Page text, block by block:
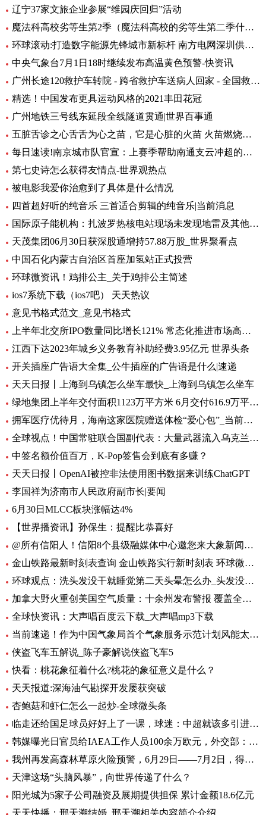
辽宁37家文旅企业参展“维园庆回归”活动
魔法科高校劣等生第2季（魔法科高校的劣等生第二季什么时候出）_环球热头条
环球滚动:打造数字能源先锋城市新标杆 南方电网深圳供电局主题展厅亮相数能展
中央气象台7月1日18时继续发布高温黄色预警-快资讯
广州长途120救护车转院 - 跨省救护车送病人回家 - 全国救护团队_快资讯
精选！中国发布更具运动风格的2021丰田花冠
广州地铁三号线东延段全线隧道贯通|世界百事通
五脏舌诊之心舌舌为心之苗，它是心脏的火苗 火苗燃烧的时候，你会发
每日速读!南京城市队官宣：上赛季帮助南通支云冲超的特拉奥雷加盟
第七史诗怎么获得友情点-世界观热点
被电影我爱你治愈到了具体是什么情况
四首超好听的纯音乐 三首适合剪辑的纯音乐|当前消息
国际原子能机构：扎波罗热核电站现场未发现地雷及其他爆炸物
天茂集团06月30日获深股通增持57.88万股_世界聚看点
中国石化内蒙古自治区首座加氢站正式投营
环球微资讯！鸡排公主_关于鸡排公主简述
ios7系统下载（ios7吧） 天天热议
意见书格式范文_意见书格式
上半年北交所IPO数量同比增长121% 常态化推进市场高质量扩容 要闻
江西下达2023年城乡义务教育补助经费3.95亿元 世界头条
开关插座广告语大全集_公牛插座的广告语是什么|速递
天天日报丨上海到乌镇怎么坐车最快_上海到乌镇怎么坐车
绿地集团上半年交付面积1123万平方米 6月交付616.9万平方米-环球观热点
拥军医疗优待月，海南这家医院赠送体检“爱心包”_当前头条
全球视点！中国常驻联合国副代表：大量武器流入乌克兰 外溢影响和扩散风险与日俱增
中签名额价值百万，K-Pop签售会到底有多赚？
天天日报丨OpenAI被控非法使用图书数据来训练ChatGPT
李国祥为济南市人民政府副市长|要闻
6月30日MLCC板块涨幅达4%
【世界播资讯】孙保生：提醒比恭喜好
@所有信阳人！信阳8个县级融媒体中心邀您来大象新闻，一起争做“山水茶都，红色信阳”推荐官
金山铁路最新时刻表查询 金山铁路实行新时刻表 环球微头条
环球观点：洗头发没干就睡觉第二天头晕怎么办_头发没吹干睡觉头疼怎么办
加拿大野火重创美国空气质量：十余州发布警报 覆盖全美1/3人口-焦点热闻
全球快资讯：大声唱百度云下载_大声唱mp3下载
当前速递！作为中国气象局首个气象服务示范计划风能太阳能发电精细化气象服务示范计划7月1日启动
侠盗飞车五解说_陈子豪解说侠盗飞车5
快看：桃花象征着什么?桃花的象征意义是什么？
天天报道:深海油气勘探开发屡获突破
杏鲍菇和虾仁怎么一起炒-全球微头条
临走还给国足球员好好上了一课，球迷：中超就该多引进这样的外援
韩媒曝光日官员给IAEA工作人员100余万欧元，外交部：日政府有责任作出解释 环球热文
我州再发高森林草原火险预警，6月29日——7月2日，得荣县为黄色预警区域
天津这场“头脑风暴”，向世界传递了什么？
阳光城为5家子公司融资及展期提供担保 累计金额18.6亿元
天天快播：邢天溯结婚_邢天溯相关内容简介介绍